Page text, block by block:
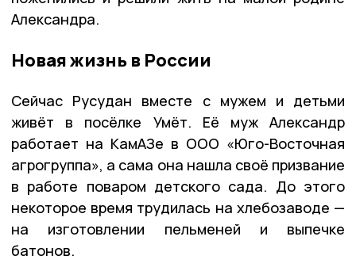
Александра.
Новая жизнь в России
Сейчас Русудан вместе с мужем и детьми
живёт в посёлке Умёт. Её муж Александр
работает на КамАЗе в ООО «Юго-Восточная
агрогруппа», а сама она нашла своё призвание
в работе поваром детского сада. До этого
некоторое время трудилась на хлебозаводе —
на изготовлении пельменей и выпечке
батонов.